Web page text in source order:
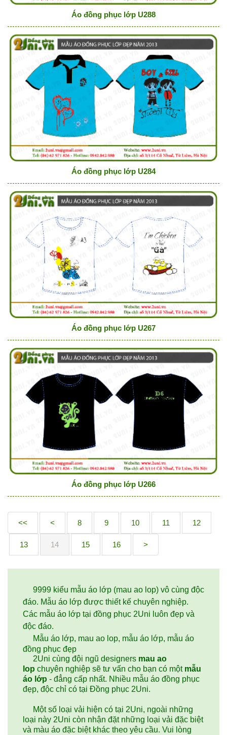
Áo đồng phục lớp U288
Áo đồng phục lớp U284
Áo đồng phục lớp U267
Áo đồng phục lớp U266
<< < 8 9 10 11 12
13 14 15 16 >
9999 kiểu mẫu áo lớp (mau ao lop) vô cùng độc
đáo. Mẫu áo lớp được thiết kế chuyên nghiệp.
Các mẫu áo lớp tại đồng phục 2Uni luôn đẹp và
độc đáo.
Mẫu áo lớp, mau ao lop, mẫu áo lớp, mẫu áo
đồng phục đẹp
2Uni cùng đội ngũ designers mau ao
lop chuyên nghiệp sẽ tư vấn cho bạn có một mẫu
áo lớp - đẳng cấp nhất. Nhiều mẫu áo đồng phục
đẹp, độc chỉ có tại Đồng phục 2Uni.
Một số loại vải hiện có tại 2Uni, ngoài những
loại này 2Uni còn nhận đặt những loại vải đặc biệt
và màu áo đặc biệt khác theo yêu cầu. Vui lòng